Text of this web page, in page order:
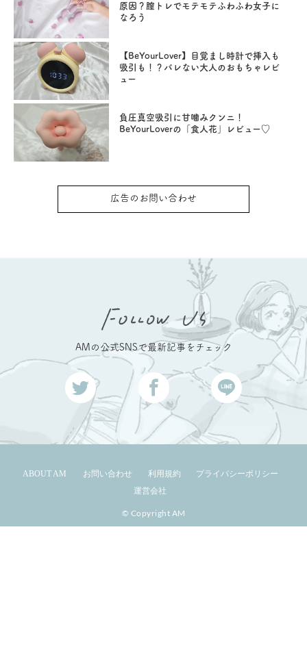
原因？膣トレでモテモテふわふわ女子に
なろう
【BeYourLover】目覚まし時計で挿入も
吸引も！？バレない大人のおもちゃレビ
ュー
負圧真空吸引に甘噛みクンニ！
BeYourLoverの「食人花」レビュー♡
広告のお問い合わせ
AMの公式SNSで最新記事をチェック
ABOUT AM お問い合わせ 利用規約
プライバシーポリシー
運営会社
© Copyright AM